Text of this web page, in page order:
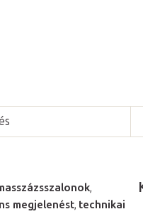
,
megjelenést, technikai